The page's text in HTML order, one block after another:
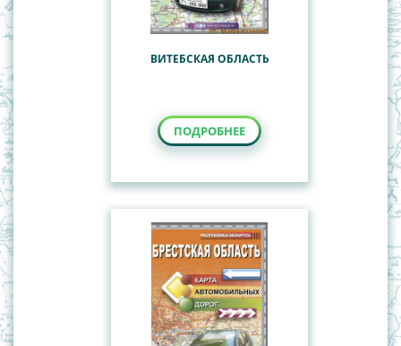
ВИТЕБСКАЯ ОБЛАСТЬ
ПОДРОБНЕЕ